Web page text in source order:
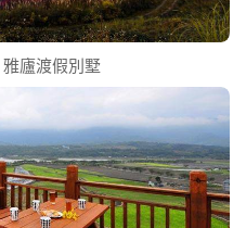
廬渡假別墅